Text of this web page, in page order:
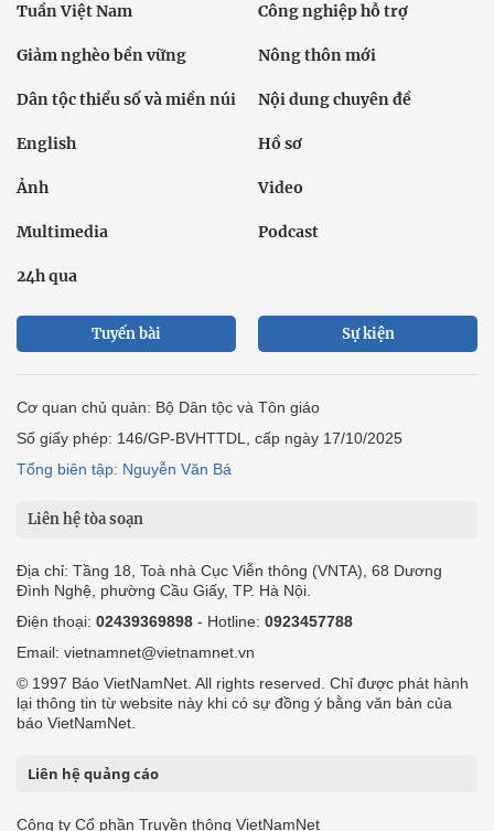
Tuần Việt Nam Công nghiệp hỗ trợ
Giảm nghèo bền vững Nông thôn mới
Dân tộc thiểu số và miền núi Nội dung chuyên đề
English Hồ sơ
Ảnh Video
Multimedia Podcast
24h qua
Tuyến bài Sự kiện
Cơ quan chủ quản: Bộ Dân tộc và Tôn giáo
Số giấy phép: 146/GP-BVHTTDL, cấp ngày 17/10/2025
Tổng biên tập: Nguyễn Văn Bá
Liên hệ tòa soạn
Địa chỉ: Tầng 18, Toà nhà Cục Viễn thông (VNTA), 68 Dương
Đình Nghệ, phường Cầu Giấy, TP. Hà Nội.
Điện thoại: 02439369898 - Hotline: 0923457788
Email: vietnamnet@vietnamnet.vn
© 1997 Báo VietNamNet. All rights reserved. Chỉ được phát hành
lại thông tin từ website này khi có sự đồng ý bằng văn bản của
báo VietNamNet.
Liên hệ quảng cáo
Công ty Cổ phần Truyền thông VietNamNet